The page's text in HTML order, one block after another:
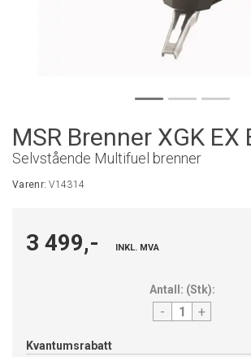
MSR Brenner XGK EX
Selvstående Multifuel brenner
Varenr:V14314
3 499,- INKL. MVA
Antall: (Stk):
- +
Kvantumsrabatt